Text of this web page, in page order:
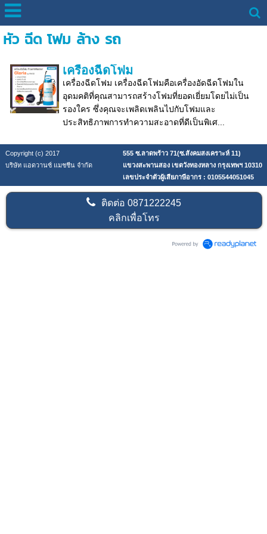
หัว ฉีด โฟม ล้าง รถ
เครื่องฉีดโฟม
เครื่องฉีดโฟม เครื่องฉีดโฟมคือเครื่องอัดฉีดโฟมใน
อุดมคติที่คุณสามารถสร้างโฟมที่ยอดเยี่ยมโดยไม่เป็น
รองใคร ซึ่งคุณจะเพลิดเพลินไปกับโฟมและ
ประสิทธิภาพการทำความสะอาดที่ดีเป็นพิเศ...
Copyright (c) 2017
555 ซ.ลาดพร้าว 71(ซ.สังคมสงเคราะห์ 11)
บริษัท แอดวานซ์ แมชชีน จำกัด
แขวงสะพานสอง เขตวังทองหลาง กรุงเทพฯ 10310
เลขประจำตัวผู้เสียภาษีอากร : 0105544051045
ติดต่อ0871222245
คลิกเพื่อโทร